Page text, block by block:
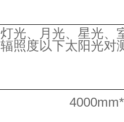
灯光、月光、星光、
辐照度以下太阳光对
4000mm